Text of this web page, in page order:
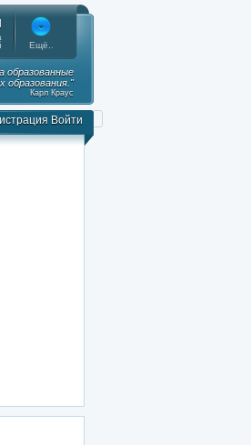
Ещё..
образованные
образования."
Карл Краус
Войти